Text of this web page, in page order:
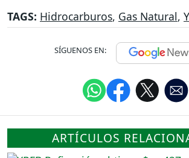
TAGS: Hidrocarburos, Gas Natural,
SÍGUENOS EN:
ARTÍCULOS